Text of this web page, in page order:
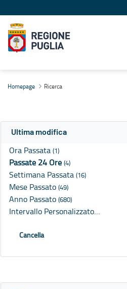
Homepage Ricerca
Ultima modifica
Ora Passata (1)
Passate 24 Ore (4)
Settimana Passata (16)
Mese Passato (49)
Anno Passato (680)
Intervallo Personalizzato…
Cancella